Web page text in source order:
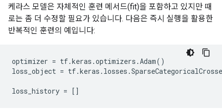
케라스 모델은 자체적인 훈련 메서드(fit)을 포함하고 있지만 때
로는 좀 더 수정할 필요가 있습니다. 다음은 즉시 실행을 활용한
반복적인 훈련의 예입니다:
optimizer = tf.keras .optimizers .Adam()
loss_object = tf.keras . losses .
loss_history = []